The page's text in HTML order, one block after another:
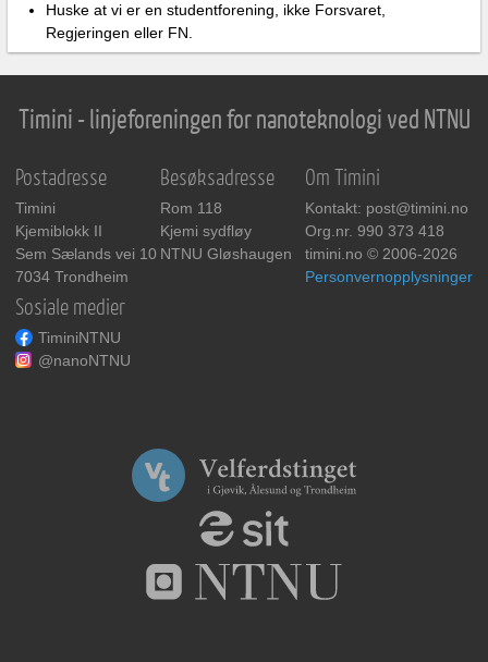
Huske at vi er en studentforening, ikke Forsvaret,
Regjeringen eller FN.
Timini - linjeforeningen for nanoteknologi ved NTNU
Postadresse
Timini
Kjemiblokk II
Sem Sælands vei 10
7034 Trondheim
Besøksadresse
Rom 118
Kjemi sydfløy
NTNU Gløshaugen
Om Timini
Kontakt: post@timini.no
Org.nr. 990 373 418
timini.no © 2006-2026
Personvernopplysninger
Sosiale medier
TiminiNTNU
@nanoNTNU